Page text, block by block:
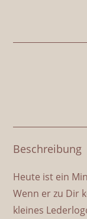
Beschreibung
Heute ist ein
Wenn er zu Dir
kleines